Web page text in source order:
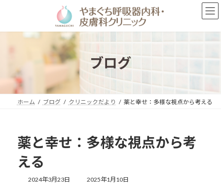
ン
プ
ー
動
ブログ
ホーム ブログ クリニックだより 薬と幸せ：多様な視点から考える
薬と幸せ：多様な視点から考
える
2024年3月23日
最
2025年1月10日